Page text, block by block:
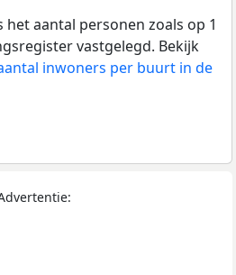
aantal personen zoals op 1
vastgelegd. Bekijk
inwoners per buurt in de